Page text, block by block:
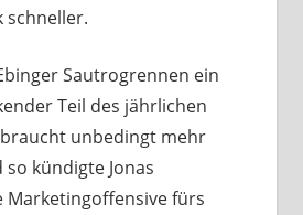
schneller.
Sautrogrennen ein
Teil des jährlichen
braucht unbedingt mehr
kündigte Jonas
Marketingoffensive fürs